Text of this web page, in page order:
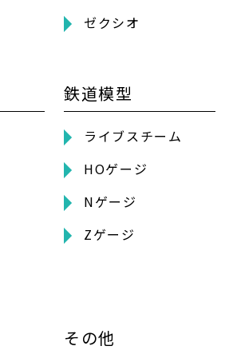
ゼクシオ
鉄道模型
ライブスチーム
HOゲージ
Nゲージ
Zゲージ
その他